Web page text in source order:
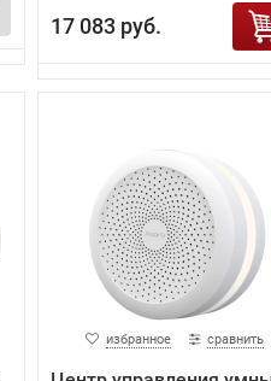
17 083 руб.
избранное сравнить